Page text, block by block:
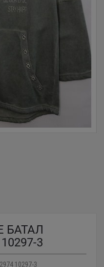
БАТАЛ
3
10297-3